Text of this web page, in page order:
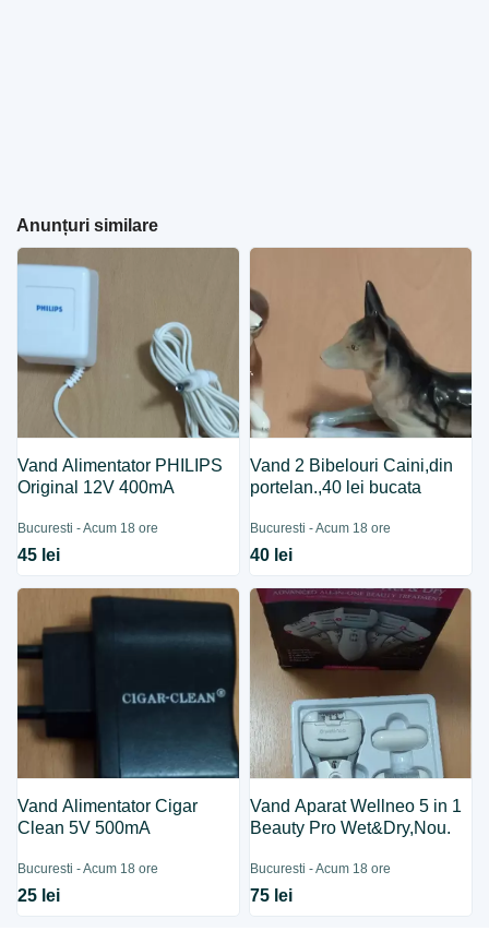
Anunțuri similare
Vand Alimentator PHILIPS
Original 12V 400mA
Bucuresti - Acum 18 ore
45 lei
Vand 2 Bibelouri Caini,din
portelan.,40 lei bucata
Bucuresti - Acum 18 ore
40 lei
Vand Alimentator Cigar
Clean 5V 500mA
Bucuresti - Acum 18 ore
25 lei
Vand Aparat Wellneo 5 in 1
Beauty Pro Wet&Dry,Nou.
Bucuresti - Acum 18 ore
75 lei